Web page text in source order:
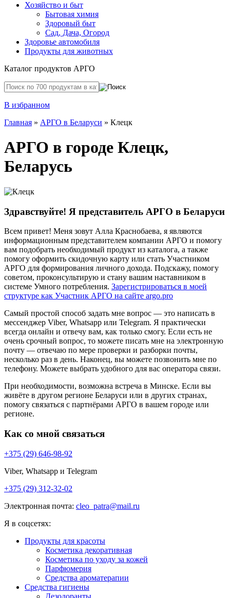
Хозяйство и быт
Бытовая химия
Здоровый быт
Сад, Дача, Огород
Здоровье автомобиля
Продукты для животных
Каталог продуктов АРГО
В избранном
Главная » АРГО в Беларуси » Клецк
АРГО в городе Клецк,
Беларусь
Здравствуйте! Я представитель АРГО в Беларуси
Всем привет! Меня зовут Алла Краснобаева, я являются
информационным представителем компании АРГО и помогу
вам подобрать необходимый продукт из каталога, а также
помогу оформить скидочную карту или стать Участником
АРГО для формирования личного дохода. Подскажу, помогу
советом, проконсультирую и стану вашим наставником в
системе Умного потребления. Зарегистрироваться в моей
структуре как Участник АРГО на сайте argo.pro
Самый простой способ задать мне вопрос — это написать в
мессенджер Viber, Whatsapp или Telegram. Я практически
всегда онлайн и отвечу вам, как только смогу. Если есть не
очень срочный вопрос, то можете писать мне на электронную
почту — отвечаю по мере проверки и разборки почты,
несколько раз в день. Наконец, вы можете позвонить мне по
телефону. Можете выбрать удобного для вас оператора связи.
При необходимости, возможна встреча в Минске. Если вы
живёте в другом регионе Беларуси или в других странах,
помогу связаться с партнёрами АРГО в вашем городе или
регионе.
Как со мной связаться
+375 (29) 646-98-92
Viber, Whatsapp и Telegram
+375 (29) 312-32-02
Электронная почта: cleo_patra@mail.ru
Я в соцсетях:
Продукты для красоты
Косметика декоративная
Косметика по уходу за кожей
Парфюмерия
Средства ароматерапии
Средства гигиены
Дезодоранты